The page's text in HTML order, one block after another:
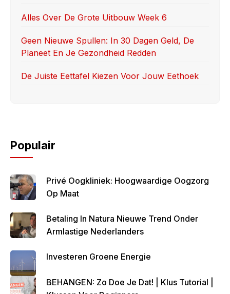
Alles Over De Grote Uitbouw Week 6
Geen Nieuwe Spullen: In 30 Dagen Geld, De
Planeet En Je Gezondheid Redden
De Juiste Eettafel Kiezen Voor Jouw Eethoek
Populair
Privé Oogkliniek: Hoogwaardige Oogzorg
Op Maat
Betaling In Natura Nieuwe Trend Onder
Armlastige Nederlanders
Investeren Groene Energie
BEHANGEN: Zo Doe Je Dat! | Klus Tutorial |